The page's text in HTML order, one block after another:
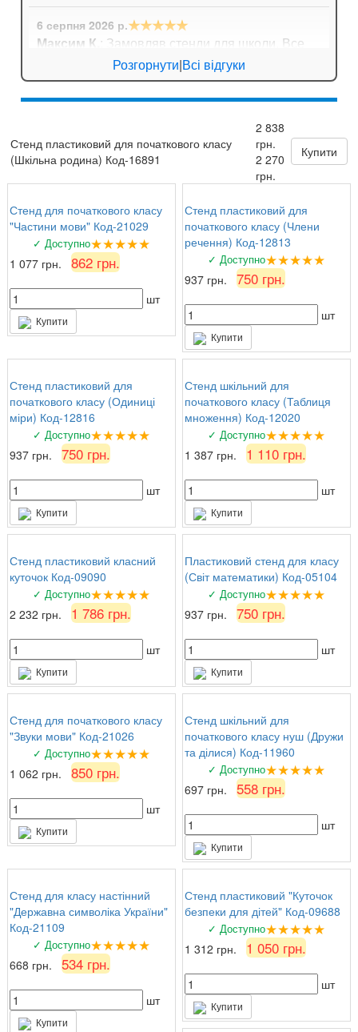
6 серпня 2026 р.★★★★★
Максим К. : Замовляв стенди для школи. Все
приїхало дуже оперативно, навіть не довелося
довго чекати!
: Довго шукали плакати з
формулами для кабінету математики. Тут
знайшли ідеальний варіант!
Розгорнути|Всі відгуки
Стенд пластиковий для початкового класу
(Шкільна родина) Код-16891
2 838
грн.
2 270
грн.
Купити
Стенд для початкового класу
"Частини мови" Код-21029
✓ Доступно★★★★★
1 077 грн. 862 грн.
шт
Купити
Стенд пластиковий для
початкового класу (Члени
речення) Код-12813
✓ Доступно★★★★★
937 грн. 750 грн.
шт
Купити
Стенд пластиковий для
початкового класу (Одиниці
міри) Код-12816
✓ Доступно★★★★★
937 грн. 750 грн.
шт
Купити
Стенд шкільний для
початкового класу (Таблиця
множення) Код-12020
✓ Доступно★★★★★
1 387 грн. 1 110 грн.
шт
Купити
Стенд пластиковий класний
куточок Код-09090
✓ Доступно★★★★★
2 232 грн. 1 786 грн.
шт
Купити
Пластиковий стенд для класу
(Світ математики) Код-05104
✓ Доступно★★★★★
937 грн. 750 грн.
шт
Купити
Стенд для початкового класу
"Звуки мови" Код-21026
✓ Доступно★★★★★
1 062 грн. 850 грн.
шт
Купити
Стенд шкільний для
початкового класу нуш (Дружи
та ділися) Код-11960
✓ Доступно★★★★★
697 грн. 558 грн.
шт
Купити
Стенд для класу настінний
"Державна символіка України"
Код-21109
✓ Доступно★★★★★
668 грн. 534 грн.
шт
Купити
Стенд пластиковий "Куточок
безпеки для дітей" Код-09688
✓ Доступно★★★★★
1 312 грн. 1 050 грн.
шт
Купити